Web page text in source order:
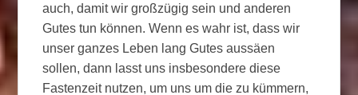
auch, damit wir großzügig sein und anderen
Gutes tun können. Wenn es wahr ist, dass wir
unser ganzes Leben lang Gutes aussäen
sollen, dann lasst uns insbesondere diese
Fastenzeit nutzen, um uns um die zu kümmern,